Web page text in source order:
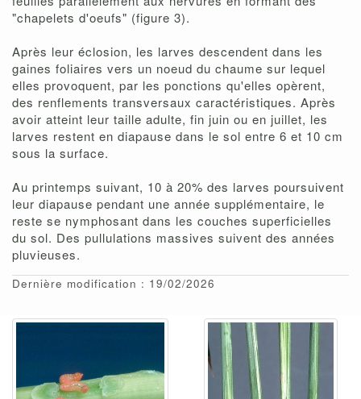
"chapelets d'oeufs" (figure 3).
Après leur éclosion, les larves descendent dans les
gaines foliaires vers un noeud du chaume sur lequel
elles provoquent, par les ponctions qu'elles opèrent,
des renflements transversaux caractéristiques. Après
avoir atteint leur taille adulte, fin juin ou en juillet, les
larves restent en diapause dans le sol entre 6 et 10 cm
sous la surface.
Au printemps suivant, 10 à 20% des larves poursuivent
leur diapause pendant une année supplémentaire, le
reste se nymphosant dans les couches superficielles
du sol. Des pullulations massives suivent des années
pluvieuses.
Dernière modification : 19/02/2026